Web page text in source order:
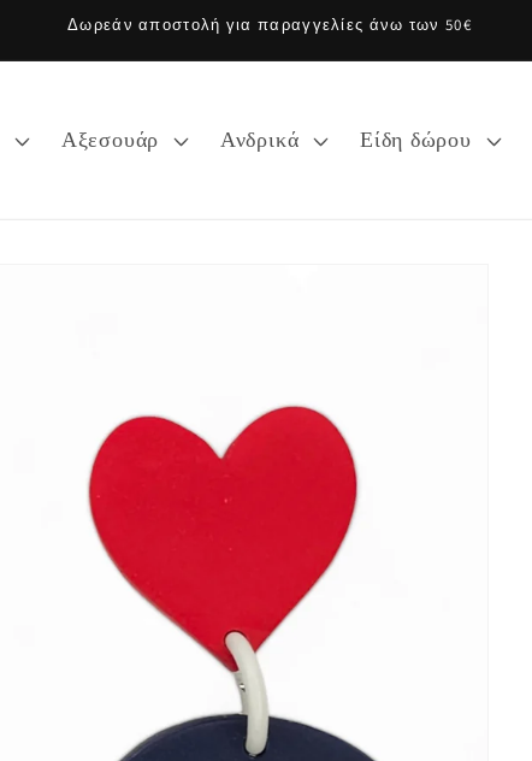
Δωρεάν αποστολή για παραγγελίες άνω των 50€
Αξεσουάρ Ανδρικά Είδη δώρου